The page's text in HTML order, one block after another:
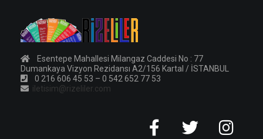
Esentepe Mahallesi Milangaz Caddesi No : 77
Dumankaya Vizyon Rezidansı A2/156 Kartal / İSTANBUL
0 216 606 45 53 – 0 542 652 77 53
iletisim@rizeliler.com